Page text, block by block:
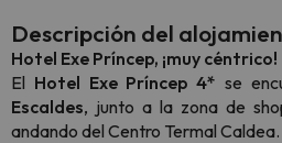
Descripción del
Hotel Exe Príncep, ¡muy céntrico!
El Hotel Exe Príncep 4* se
Escaldes, junto a la zona de
andando del Centro Termal Caldea.